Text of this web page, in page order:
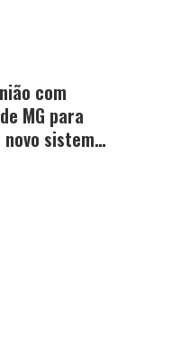
com
MG para
sistema